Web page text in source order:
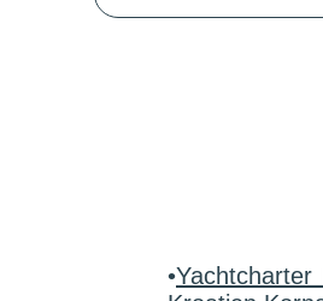
•Yachtcharter